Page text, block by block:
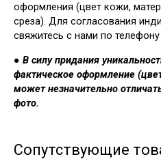
оформления (цвет кожи,
среза). Для согласования
свяжитесь с нами по
● В силу придания
фактическое оформление
может незначительно
фото.
Сопутствующие